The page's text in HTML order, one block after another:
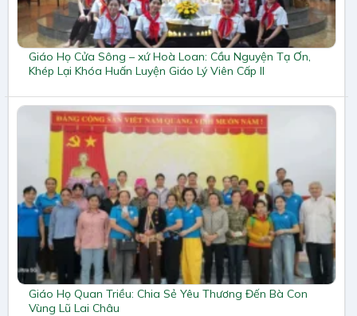
Giáo Họ Cửa Sông – xứ Hoà Loan: Cầu Nguyện Tạ Ơn,
Khép Lại Khóa Huấn Luyện Giáo Lý Viên Cấp II
Giáo Họ Quan Triều: Chia Sẻ Yêu Thương Đến Bà Con
Vùng Lũ Lai Châu